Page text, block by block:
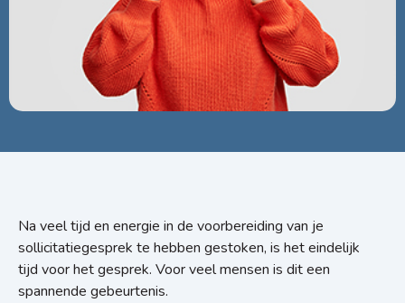
Na veel tijd en energie in de voorbereiding van je
sollicitatiegesprek te hebben gestoken, is het eindelijk
tijd voor het gesprek. Voor veel mensen is dit een
spannende gebeurtenis.